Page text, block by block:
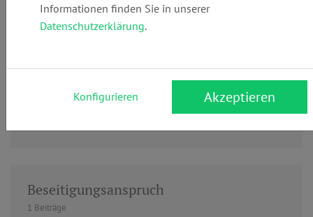
Beschuldigter
Beschwerde
Beseitigungsanspruch
1 Beiträge
Informationen finden Sie in unserer
Datenschutzerklärung.
Konfigurieren Akzeptieren